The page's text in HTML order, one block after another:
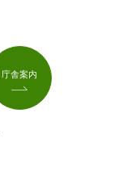
庁舎案内